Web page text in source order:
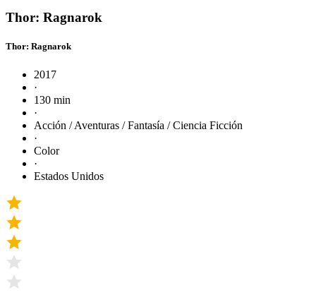
Thor: Ragnarok
Thor: Ragnarok
2017
·
130 min
·
Acción / Aventuras / Fantasía / Ciencia Ficción
·
Color
·
Estados Unidos